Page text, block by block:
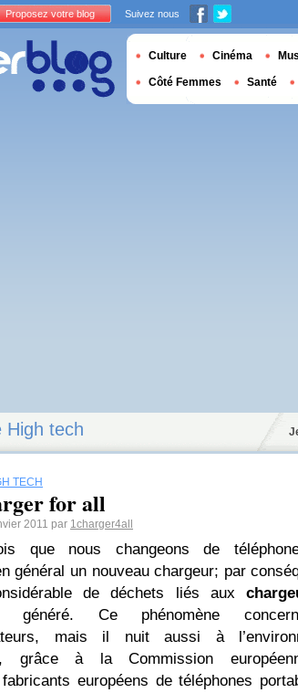
High tech
TECH
for all
2011 par 1charger4all
que nous changeons de
général un nouveau chargeur; par
de déchets liés aux
généré. Ce phénomène
mais il nuit aussi à
grâce à la Commission
européens de téléphones
Proposez votre blog Suivez nous
Culture Cinéma
Côté Femmes Santé